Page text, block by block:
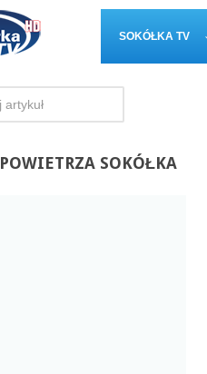
SOKÓŁKA TV
POWIETRZA SOKÓŁKA